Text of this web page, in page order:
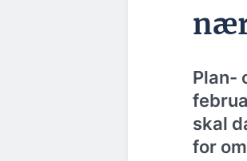
Plan-
skal
for